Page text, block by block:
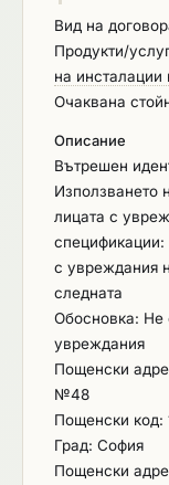
климатици,
поделение
институт –
периодични
операции по
техника,
свързаното
(доставка)
поддръжка
Приложение
от
сервизна
техниката,
и
Вид на
Продукти/
на инсталации
Очаквана
Описание
Вътрешен
Използването
лицата с
спецификации:
с увреждания
следната
Обосновка: Не
увреждания
Пощенски
№48
Пощенски код:
Град: София
Пощенски